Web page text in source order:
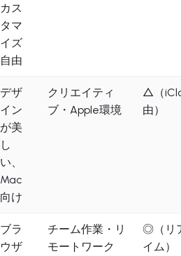
カス
タマ
イズ
自由
デザ
イン
が美
し
い、
Mac
向け
クリエイティ
ブ・Apple環境
△（
由）
ブラ
ウザ
チーム作業・リ
モートワーク
◎（リ
イム）